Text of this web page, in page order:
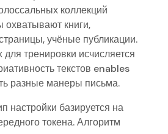
коллекций
охватывают книги,
учёные публикации.
тренировки исчисляется
текстов enables
разные манеры письма.
настройки базируется на
токена. Алгоритм